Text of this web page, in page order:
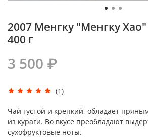
2007 Менгку "Менгку
400 г
(1)
3 500 ₽
Чай густой и крепкий, обладает
из кураги. Во вкусе преобладают
сухофруктовые ноты.